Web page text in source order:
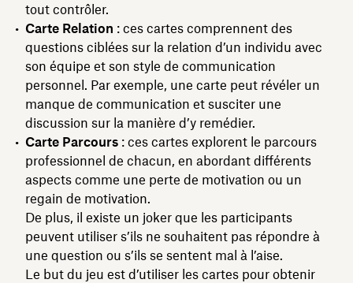
tout contrôler.
Carte Relation : ces cartes comprennent des
questions ciblées sur la relation d’un individu avec
son équipe et son style de communication
personnel. Par exemple, une carte peut révéler un
manque de communication et susciter une
discussion sur la manière d’y remédier.
Carte Parcours : ces cartes explorent le parcours
professionnel de chacun, en abordant différents
aspects comme une perte de motivation ou un
regain de motivation.
De plus, il existe un joker que les participants
peuvent utiliser s’ils ne souhaitent pas répondre à
une question ou s’ils se sentent mal à l’aise.
Le but du jeu est d’utiliser les cartes pour obtenir